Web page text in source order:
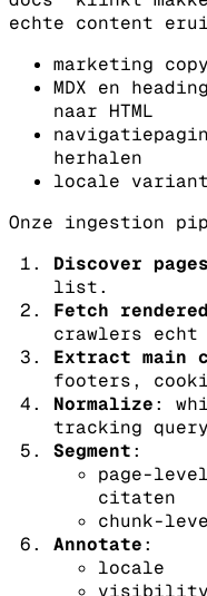
echte content
marketing
MDX en
naar HTML
herhalen
locale
Onze ingestion
Discover pages
list.
Fetch rendered
crawlers echt
Extract main
footers,
Normalize:
tracking
Segment:
page-
citaten
chunk-
Annotate:
locale
visibility